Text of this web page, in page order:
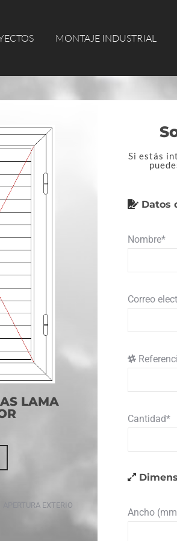
MONTAJE INDUSTRIAL
LAMA
EXTERIOR
Si estás
Datos
Nombre*
Correo
Cantidad*
Ancho